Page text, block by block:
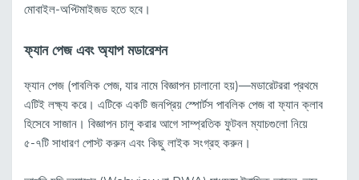
মোবাইল-অপ্টিমাইজড হতে হবে।
ফ্যান পেজ এবং অ্যাপ মডারেশন
ফ্যান পেজ (পাবলিক পেজ, যার নামে বিজ্ঞাপন চালানো হয়)—মডারেটররা প্রথমে
এটিই লক্ষ্য করে। এটিকে একটি জনপ্রিয় স্পোর্টস পাবলিক পেজ বা ফ্যান ক্লাব
হিসেবে সাজান। বিজ্ঞাপন চালু করার আগে সাম্প্রতিক ফুটবল ম্যাচগুলো নিয়ে
৫-৭টি সাধারণ পোস্ট করুন এবং কিছু লাইক সংগ্রহ করুন।